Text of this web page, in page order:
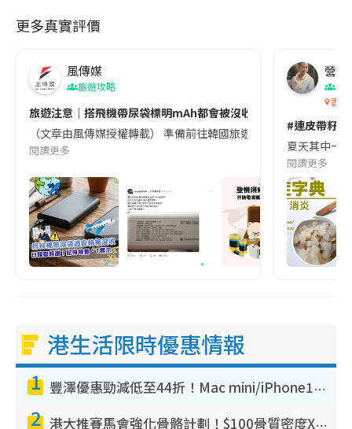
更多真實評價
風傳媒
旅遊攻略
旅遊注意｜搭飛機帶尿袋標明mAh都會被沒收😱出發前切記檢查
（文章由風傳媒授權轉載） 準備前往韓國旅遊的民眾，近期要
閱讀更多
營養
香港
#連皮帶籽
夏天其中一
閱讀更多
港生活限時優惠情報
1 豐澤優惠勁減低至44折！Mac mini/iPhone17Pro大減價！廚房家電$220起
2